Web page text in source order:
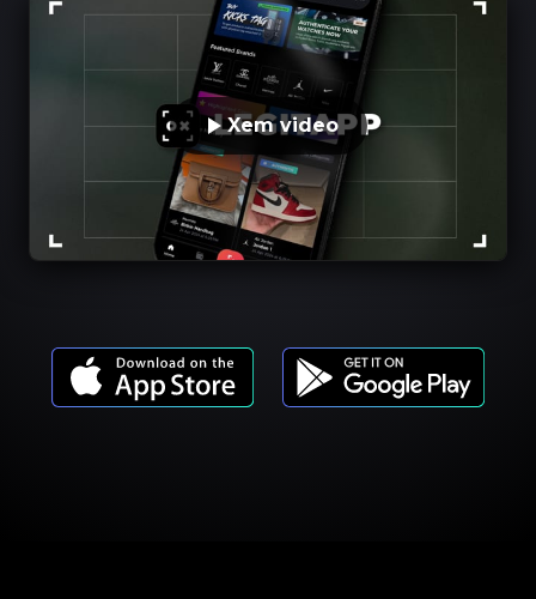
Xem video